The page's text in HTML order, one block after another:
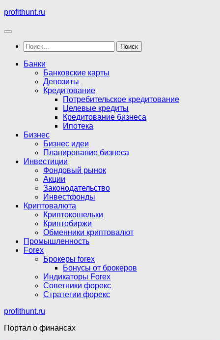
Перейти
содержимому
profithunt.ru
Найти:
Банки
Банковские карты
Депозиты
Кредитование
Потребительское кредитование
Целевые кредиты
Кредитование бизнеса
Ипотека
Бизнес
Бизнес идеи
Планирование бизнеса
Инвестиции
Фондовый рынок
Акции
Законодательство
Инвестфонды
Криптовалюта
Криптокошельки
Криптобиржи
Обменники криптовалют
Промышленность
Forex
Брокеры forex
Бонусы от брокеров
Индикаторы Forex
Советники форекс
Стратегии форекс
profithunt.ru
Портал о финансах